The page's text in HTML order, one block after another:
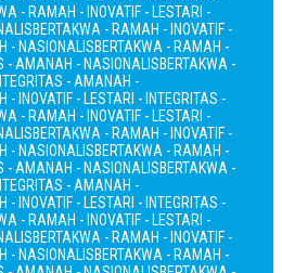
- RAMAH - INOVATIF - LESTARI -
BERTAKWA - RAMAH - INOVATIF -
- NASIONALISBERTAKWA - RAMAH -
- AMANAH - NASIONALISBERTAKWA -
- AMANAH -
- INOVATIF - LESTARI - INTEGRITAS -
- RAMAH - INOVATIF - LESTARI -
BERTAKWA - RAMAH - INOVATIF -
- NASIONALISBERTAKWA - RAMAH -
- AMANAH - NASIONALISBERTAKWA -
- AMANAH -
- INOVATIF - LESTARI - INTEGRITAS -
- RAMAH - INOVATIF - LESTARI -
BERTAKWA - RAMAH - INOVATIF -
- NASIONALISBERTAKWA - RAMAH -